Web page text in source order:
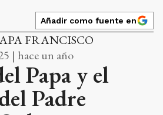
Añadir como fuente en
FRANCISCO
| hace un año
Papa y el
Padre